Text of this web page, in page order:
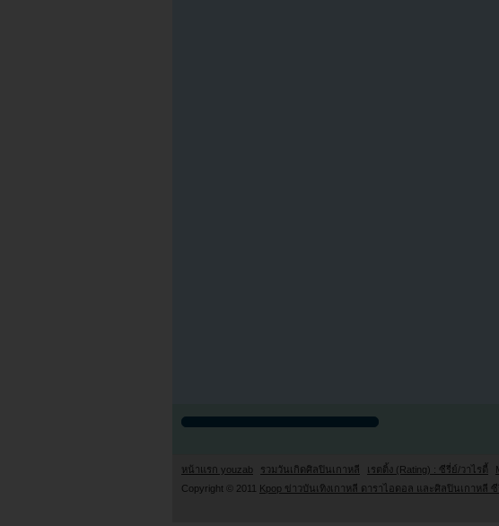
หน้าแรก youzab รวมวันเกิดศิลปินเกาหลี เรตติ้ง (Rating) : ซีรี่ย์/วาไรตี้
Copyright © 2011 Kpop ข่าวบันเทิงเกาหลี ดาราไอดอล และศิลปินเกาหลี